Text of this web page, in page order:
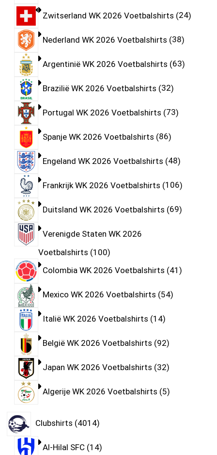
Zwitserland WK 2026 Voetbalshirts 24
Nederland WK 2026 Voetbalshirts 38
Argentinië WK 2026 Voetbalshirts 63
Brazilië WK 2026 Voetbalshirts 32
Portugal WK 2026 Voetbalshirts 73
Spanje WK 2026 Voetbalshirts 86
Engeland WK 2026 Voetbalshirts 48
Frankrijk WK 2026 Voetbalshirts 106
Duitsland WK 2026 Voetbalshirts 69
Verenigde Staten WK 2026
Voetbalshirts 100
Colombia WK 2026 Voetbalshirts 41
Mexico WK 2026 Voetbalshirts 54
Italië WK 2026 Voetbalshirts 14
België WK 2026 Voetbalshirts 92
Japan WK 2026 Voetbalshirts 32
Algerije WK 2026 Voetbalshirts 5
Clubshirts 4014
Al-Hilal SFC 14